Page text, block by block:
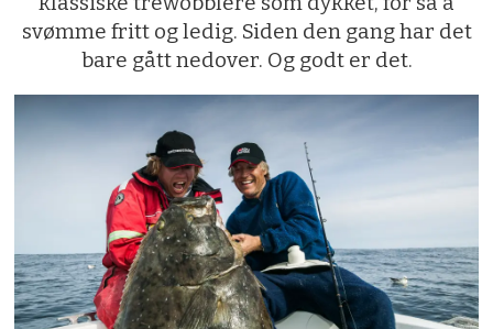
svømme fritt og ledig. Siden den gang har det
bare gått nedover. Og godt er det.